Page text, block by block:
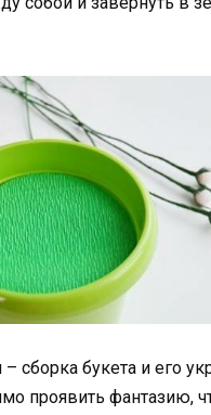
сборка букета и его
проявить фантазию,